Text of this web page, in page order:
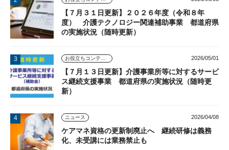
【７月３１日更新】２０２６年度（令和８年
度） 介護テクノロジー関連補助事業 都道府県
の実施状況（随時更新）
2026/05/01
【７月１３日更新】介護事業所等に対するサービ
ス継続支援事業 都道府県の実施状況（随時更
新）
ニュース 2026/04/08
ケアマネ資格の更新制廃止へ 継続研修は義務
化、未受講には業務禁止も